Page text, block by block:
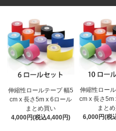
伸縮性ロールテープ 幅5
cm x 長さ5m x 6ロール
まとめ買い
4,000円(税込4,400円)
伸縮性ロー
cm x 長さ5m
まと
6,000円(税